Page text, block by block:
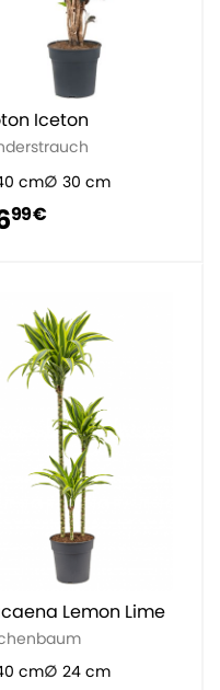
Iceton
cm
30 cm
99 €
Lemon Lime
cm
24 cm